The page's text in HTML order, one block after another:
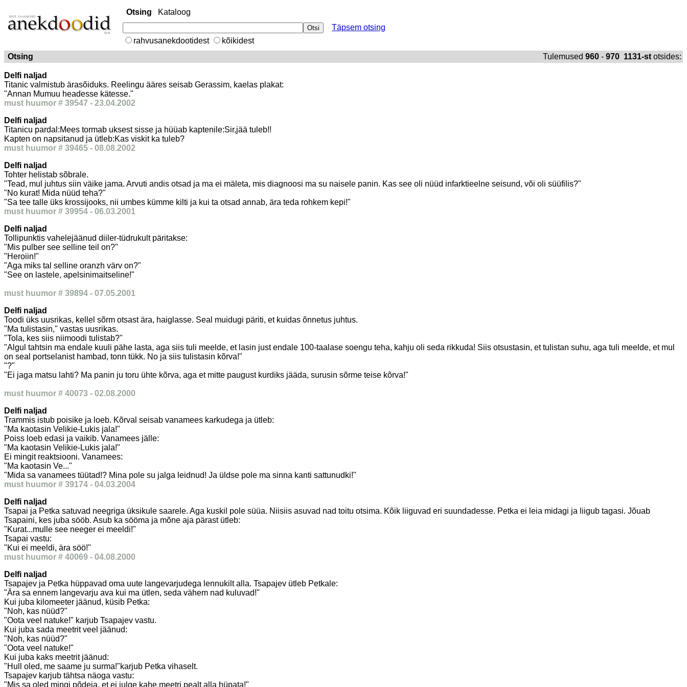
Otsing
Kataloog
Täpsem otsing
rahvusanekdootidest
kõikidest
Otsing
Tulemused 960 - 970 1131-st otsides:
Delfi naljad
Titanic valmistub ärasõiduks. Reelingu ääres seisab Gerassim, kaelas plakat:
"Annan Mumuu headesse kätesse."
must huumor # 39547 - 23.04.2002
Delfi naljad
Titanicu pardal:Mees tormab uksest sisse ja hüüab kaptenile:Sir,jää tuleb!!
Kapten on napsitanud ja ütleb:Kas viskit ka tuleb?
must huumor # 39465 - 08.08.2002
Delfi naljad
Tohter helistab sõbrale.
"Tead, mul juhtus siin väike jama. Arvuti andis otsad ja ma ei mäleta, mis diagnoosi ma su naisele panin. Kas see oli nüüd infarktieelne seisund, või oli süüfilis?"
"No kurat! Mida nüüd teha?"
"Sa tee talle üks krossijooks, nii umbes kümme kilti ja kui ta otsad annab, ära teda rohkem kepi!"
must huumor # 39954 - 06.03.2001
Delfi naljad
Tollipunktis vahelejäänud diiler-tüdrukult päritakse:
"Mis pulber see selline teil on?"
"Heroiin!"
"Aga miks tal selline oranzh värv on?"
"See on lastele, apelsinimaitseline!"
must huumor # 39894 - 07.05.2001
Delfi naljad
Toodi üks uusrikas, kellel sõrm otsast ära, haiglasse. Seal muidugi päriti, et kuidas õnnetus juhtus.
"Ma tulistasin," vastas uusrikas.
"Tola, kes siis niimoodi tulistab?"
"Algul tahtsin ma endale kuuli pähe lasta, aga siis tuli meelde, et lasin just endale 100-taalase soengu teha, kahju oli seda rikkuda! Siis otsustasin, et tulistan suhu, aga tuli meelde, et mul
on seal portselanist hambad, tonn tükk. No ja siis tulistasin kõrva!"
"?"
"Ei jaga matsu lahti? Ma panin ju toru ühte kõrva, aga et mitte paugust kurdiks jääda, surusin sõrme teise kõrva!"
must huumor # 40073 - 02.08.2000
Delfi naljad
Trammis istub poisike ja loeb. Kõrval seisab vanamees karkudega ja ütleb:
"Ma kaotasin Velikie-Lukis jala!"
Poiss loeb edasi ja vaikib. Vanamees jälle:
"Ma kaotasin Velikie-Lukis jala!"
Ei mingit reaktsiooni. Vanamees:
"Ma kaotasin Ve..."
"Mida sa vanamees tüütad!? Mina pole su jalga leidnud! Ja üldse pole ma sinna kanti sattunudki!"
must huumor # 39174 - 04.03.2004
Delfi naljad
Tsapai ja Petka satuvad neegriga üksikule saarele. Aga kuskil pole süüa. Niisiis asuvad nad toitu otsima. Kõik liiguvad eri suundadesse. Petka ei leia midagi ja liigub tagasi. Jõuab
Tsapaini, kes juba sööb. Asub ka sööma ja mõne aja pärast ütleb:
"Kurat...mulle see neeger ei meeldi!"
Tsapai vastu:
"Kui ei meeldi, ära söö!"
must huumor # 40069 - 04.08.2000
Delfi naljad
Tsapajev ja Petka hüppavad oma uute langevarjudega lennukilt alla. Tsapajev ütleb Petkale:
"Ära sa ennem langevarju ava kui ma ütlen, seda vähem nad kuluvad!"
Kui juba kilomeeter jäänud, küsib Petka:
"Noh, kas nüüd?"
"Oota veel natuke!" karjub Tsapajev vastu.
Kui juba sada meetrit veel jäänud:
"Noh, kas nüüd?"
"Oota veel natuke!"
Kui juba kaks meetrit jäänud:
"Hull oled, me saame ju surma!"karjub Petka vihaselt.
Tsapajev karjub tähtsa näoga vastu:
"Mis sa oled mingi põdeja, et ei julge kahe meetri pealt alla hüpata!"